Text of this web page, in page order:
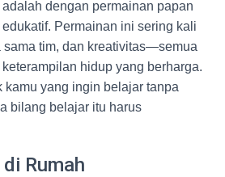
dengan permainan papan
Permainan ini sering kali
sama tim, dan kreativitas—semua
hidup yang berharga.
kamu yang ingin belajar tanpa
bilang belajar itu harus
Rumah